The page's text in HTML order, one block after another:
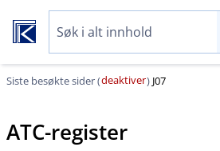
Siste besøkte sider (deaktiver) J07
ATC-register